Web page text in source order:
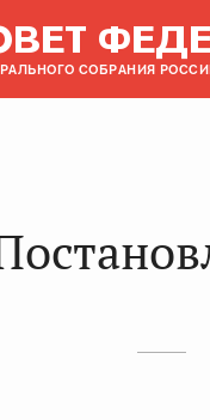
СОБРАНИЯ